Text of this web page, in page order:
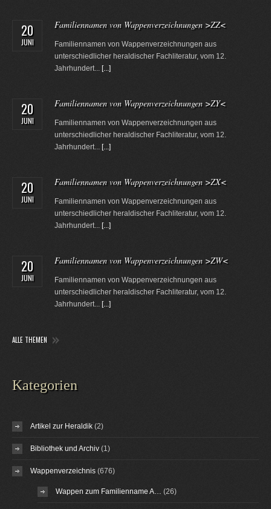
20
JUNI
Familiennamen von Wappenverzeichnungen >ZZ<
Familiennamen von Wappenverzeichnungen aus
unterschiedlicher heraldischer Fachliteratur, vom 12.
Jahrhundert... [...]
20
JUNI
Familiennamen von Wappenverzeichnungen >ZY<
Familiennamen von Wappenverzeichnungen aus
unterschiedlicher heraldischer Fachliteratur, vom 12.
Jahrhundert... [...]
20
JUNI
Familiennamen von Wappenverzeichnungen >ZX<
Familiennamen von Wappenverzeichnungen aus
unterschiedlicher heraldischer Fachliteratur, vom 12.
Jahrhundert... [...]
20
JUNI
Familiennamen von Wappenverzeichnungen >ZW<
Familiennamen von Wappenverzeichnungen aus
unterschiedlicher heraldischer Fachliteratur, vom 12.
Jahrhundert... [...]
ALLE THEMEN
Kategorien
Artikel zur Heraldik (2)
Bibliothek und Archiv (1)
Wappenverzeichnis (676)
Wappen zum Familienname A… (26)